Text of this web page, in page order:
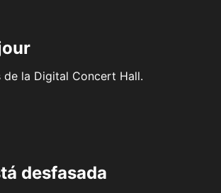
la Digital Concert Hall.
desfasada